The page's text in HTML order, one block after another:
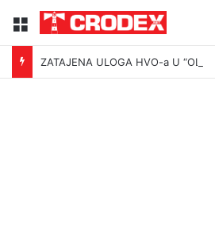
Menu
ZATAJENA ULOGA HVO-a U “OLUJI”